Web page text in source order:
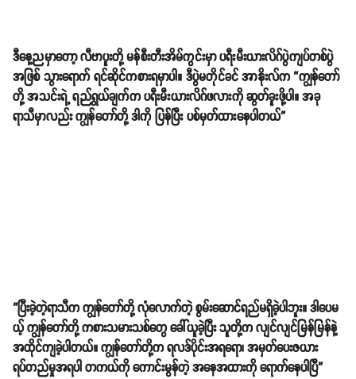
ဒီနေ့ညမှာတော့ လီဗာပူးတို့ မန်စီးတီးအိမ်ကွင်းမှာ ပရီးမီးယားလိဂ်ပွဲကျပ်တစ်ပွဲ
အဖြစ် သွားရောက် ရင်ဆိုင်ကစားရမှာပါ။ ဒီပွဲမတိုင်ခင် အာနိုးလ်က “ကျွန်တော်
တို့ အသင်းရဲ့ ရည်ရွယ်ချက်က ပရီးမီးယားလိဂ်ဖလားကို ဆွတ်ခူးဖို့ပါ။ အခု
ရာသီမှာလည်း ကျွန်တော်တို့ ဒါကို ပြန်ပြီး ပစ်မှတ်ထားနေပါတယ်”
“ပြီးခဲ့တဲ့ရာသီက ကျွန်တော်တို့ လုံလောက်တဲ့ စွမ်းဆောင်ရည်မရှိခဲ့ပါဘူး။ ဒါပေမ
ယ့် ကျွန်တော်တို့ ကစားသမားသစ်တွေ ခေါ်ယူခဲ့ပြီး သူတို့က လျင်လျင်မြန်မြန်နဲ့
အထိုင်ကျခဲ့ပါတယ်။ ကျွန်တော်တို့က ရလဒ်ပိုင်းအရရော၊ အမှတ်ပေးဇယား
ရပ်တည်မှုအရပါ တကယ်ကို ကောင်းမွန်တဲ့ အနေအထားကို ရောက်နေပါပြီ”